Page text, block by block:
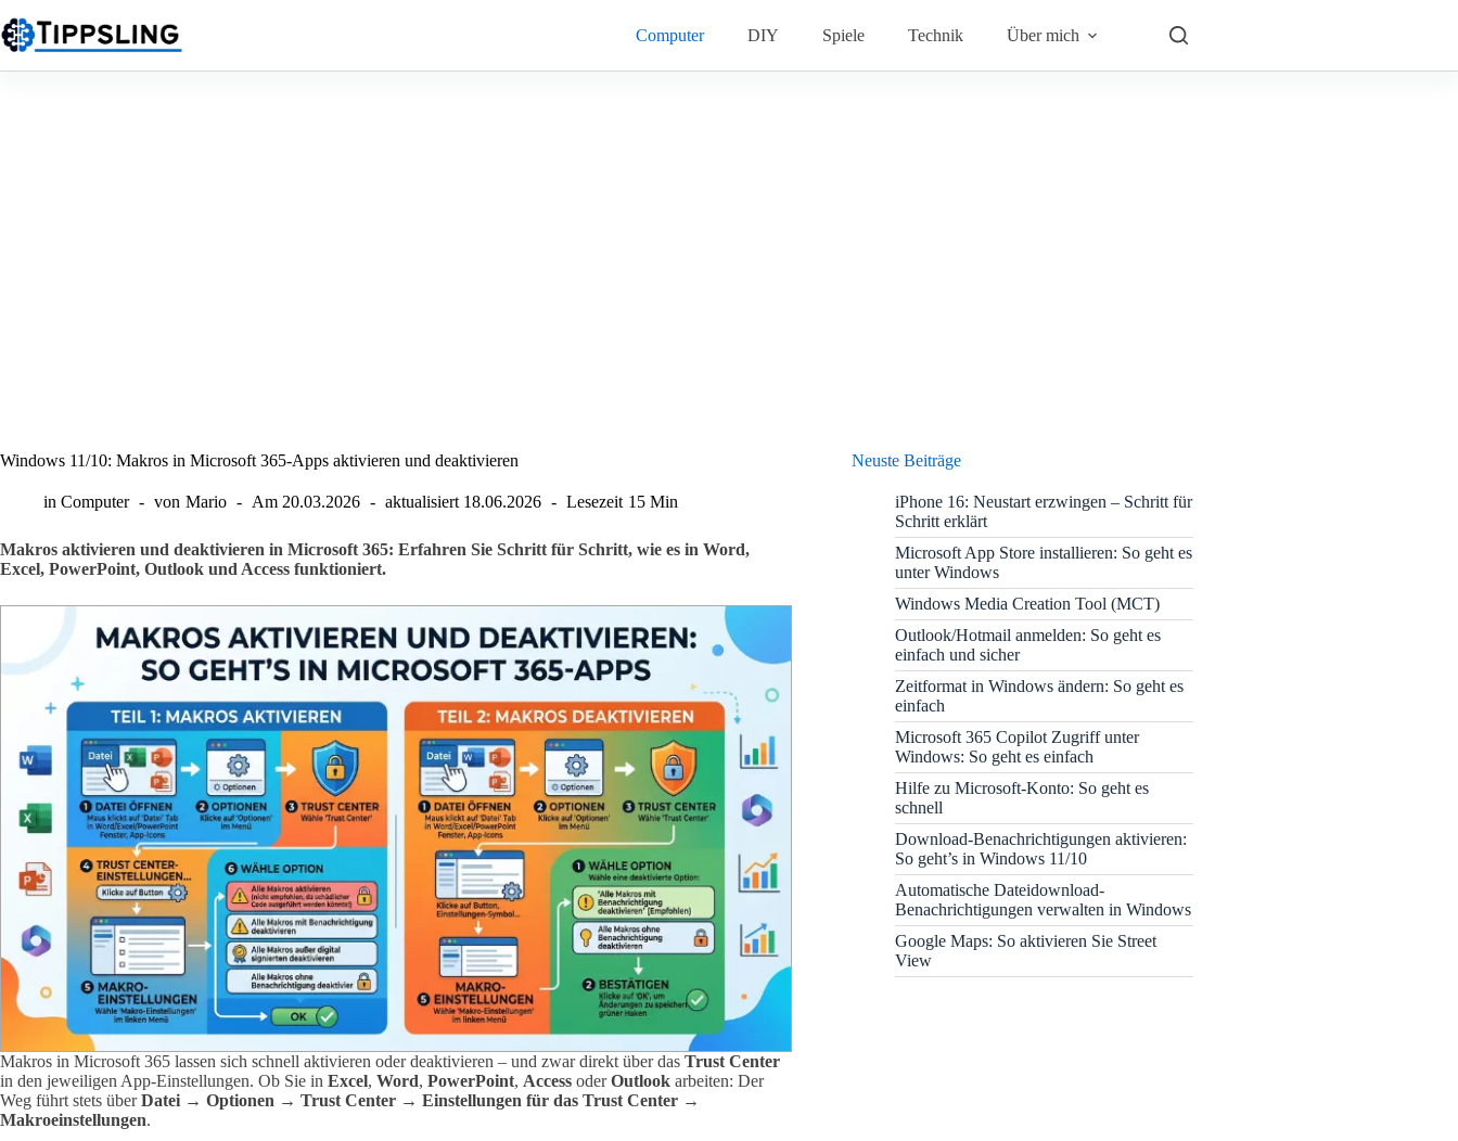
Inhalt
springen
Computer DIY Spiele Technik Über mich
Windows 11/10: Makros in Microsoft 365-Apps aktivieren und deaktivieren
in Computer von Mario Am 20.03.2026 aktualisiert 18.06.2026 Lesezeit 15 Min
Makros aktivieren und deaktivieren in Microsoft 365: Erfahren Sie Schritt für Schritt, wie es in Word,
Excel, PowerPoint, Outlook und Access funktioniert.
Makros in Microsoft 365 lassen sich schnell aktivieren oder deaktivieren – und zwar direkt über das Trust Center
in den jeweiligen App-Einstellungen. Ob Sie in Excel, Word, PowerPoint, Access oderOutlook arbeiten: Der
Weg führt stets überDatei → Optionen → Trust Center → Einstellungen für das Trust Center →
Makroeinstellungen.
Neuste Beiträge
iPhone 16: Neustart erzwingen – Schritt für
Schritt erklärt
Microsoft App Store installieren: So geht es
unter Windows
Windows Media Creation Tool (MCT)
Outlook/Hotmail anmelden: So geht es
einfach und sicher
Zeitformat in Windows ändern: So geht es
einfach
Microsoft 365 Copilot Zugriff unter
Windows: So geht es einfach
Hilfe zu Microsoft-Konto: So geht es
schnell
Download-Benachrichtigungen aktivieren:
So geht’s in Windows 11/10
Automatische Dateidownload-
Benachrichtigungen verwalten in Windows
Google Maps: So aktivieren Sie Street
View